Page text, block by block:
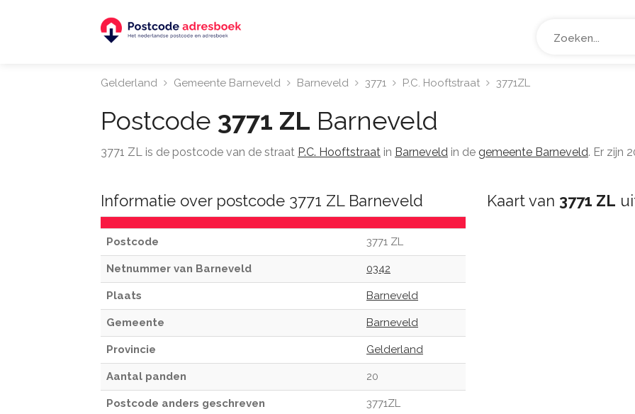
Gelderland Gemeente Barneveld Barneveld 3771 P.C. Hooftstraat 3771ZL
Postcode 3771 ZL Barneveld
3771 ZL is de postcode van de straat P.C. Hooftstraat in Barneveld in de gemeente Barneveld. Er zijn
Informatie over postcode 3771 ZL Barneveld
Postcode 3771 ZL
Netnummer van Barneveld 0342
Plaats Barneveld
Gemeente Barneveld
Provincie Gelderland
Aantal panden 20
Postcode anders geschreven 3771ZL
Kaart van 3771 ZL